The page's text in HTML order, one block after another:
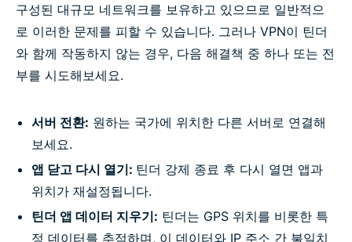
구성된 대규모 네트워크를 보유하고 있으므로 일반적으
로 이러한 문제를 피할 수 있습니다. 그러나 VPN이 틴더
와 함께 작동하지 않는 경우, 다음 해결책 중 하나 또는 전
부를 시도해보세요.
서버 전환: 원하는 국가에 위치한 다른 서버로 연결해
보세요.
앱 닫고 다시 열기: 틴더 강제 종료 후 다시 열면 앱과
위치가 재설정됩니다.
틴더 앱 데이터 지우기: 틴더는 GPS 위치를 비롯한 특
정 데이터를 추적하며, 이 데이터와 IP 주소 간 불일치